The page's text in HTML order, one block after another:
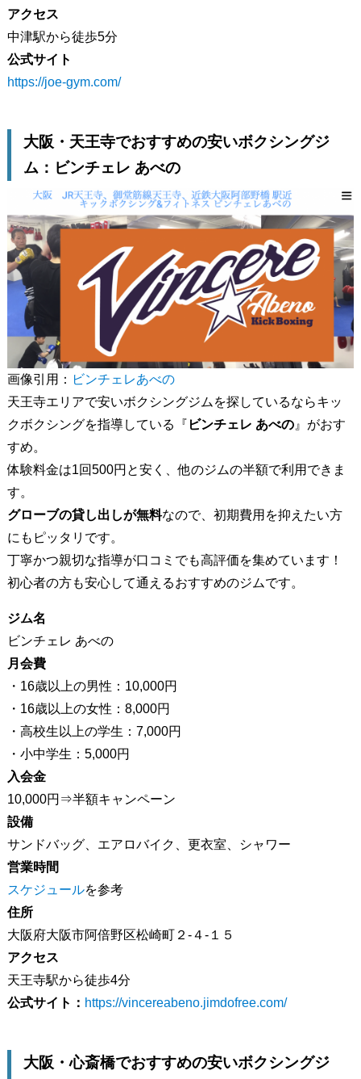
アクセス
中津駅から徒歩5分
公式サイト
https://joe-gym.com/
大阪・天王寺でおすすめの安いボクシングジ
ム：ビンチェレ あべの
画像引用： ビンチェレあべの
天王寺エリアで安いボクシングジムを探しているならキッ
クボクシングを指導している『 ビンチェレ あべの』がおす
すめ。
体験料金は1回500円と安く、他のジムの半額で利用できま
す。
グローブの貸し出しが無料なので、初期費用を抑えたい方
にもピッタリです。
丁寧かつ親切な指導が口コミでも高評価を集めています！
初心者の方も安心して通えるおすすめのジムです。
ジム名
ビンチェレ あべの
月会費
・16歳以上の男性：10,000円
・16歳以上の女性：8,000円
・高校生以上の学生：7,000円
・小中学生：5,000円
入会金
10,000円⇒半額キャンペーン
設備
サンドバッグ、エアロバイク、更衣室、シャワー
営業時間
スケジュールを参考
住所
大阪府大阪市阿倍野区松崎町２‐４‐１５
アクセス
天王寺駅から徒歩4分
公式サイト： https://vincereabeno.jimdofree.com/
大阪・心斎橋でおすすめの安いボクシングジ